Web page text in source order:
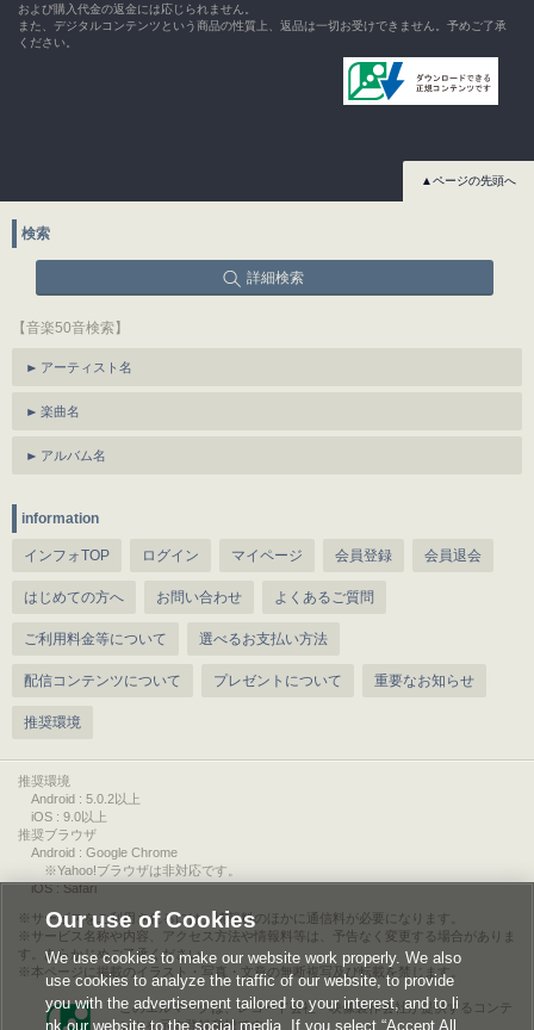
および購入代金の返金には応じられません。
また、デジタルコンテンツという商品の性質上、返品は一切お受けできません。予めご了承
ください。
▲ページの先頭へ
検索
詳細検索
【音楽50音検索】
アーティスト名
楽曲名
アルバム名
information
インフォTOP ログイン マイページ 会員登録 会員退会
はじめての方へ お問い合わせ よくあるご質問
ご利用料金等について 選べるお支払い方法
配信コンテンツについて プレゼントについて 重要なお知らせ
推奨環境
推奨環境
Android : 5.0.2以上
iOS : 9.0以上
推奨ブラウザ
Android : Google Chrome
※Yahoo!ブラウザは非対応です。
iOS : Safari
サービスをご利用されるには、情報料のほかに通信料が必要になります。
サービス名称や内容、アクセス方法や情報料等は、予告なく変更する場合がありま
す。あらかじめご了承ください。
本ページに掲載のイラスト・写真・文章の無断複写及び転載を禁じます。
このエルマークは、レコード会社・映像製作会社が提供するコンテ
ンツを示す登録商標です。
Our use of Cookies
We use cookies to make our website work properly. We also
use cookies to analyze the traffic of our website, to provide
you with the advertisement tailored to your interest, and to li
nk our website to the social media. If you select “Accept All